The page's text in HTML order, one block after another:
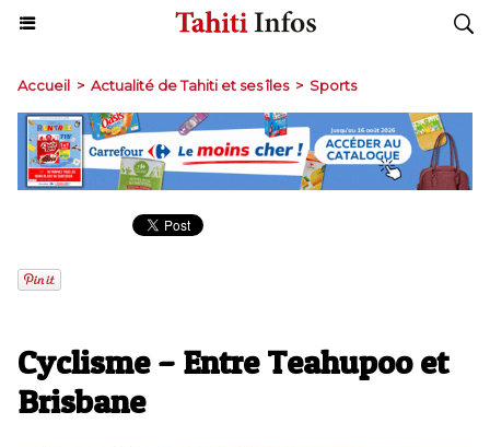
Accueil > Actualité de Tahiti et ses îles > Sports
Cyclisme – Entre Teahupoo et
Brisbane